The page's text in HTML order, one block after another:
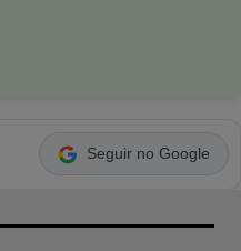
Seguir no Google